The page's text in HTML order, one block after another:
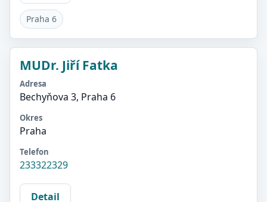
Praha 6
MUDr. Jiří Fatka
Adresa
Bechyňova 3, Praha 6
Okres
Praha
Telefon
233322329
Detail